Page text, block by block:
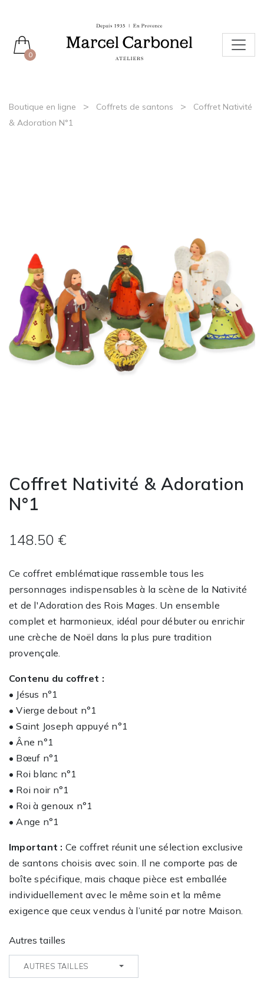
0
Boutique en ligne > Coffrets de santons >
Coffret Nativité
& Adoration N°1
Coffret Nativité & Adoration
N°1
148.50 €
Ce coffret emblématique rassemble tous les
personnages indispensables à la scène de la Nativité
et de l'Adoration des Rois Mages. Un ensemble
complet et harmonieux, idéal pour débuter ou enrichir
une crèche de Noël dans la plus pure tradition
provençale.
Contenu du coffret :
• Jésus n°1
• Vierge debout n°1
• Saint Joseph appuyé n°1
• Âne n°1
• Bœuf n°1
• Roi blanc n°1
• Roi noir n°1
• Roi à genoux n°1
• Ange n°1
Important : Ce coffret réunit une sélection exclusive
de santons choisis avec soin. Il ne comporte pas de
boîte spécifique, mais chaque pièce est emballée
individuellement avec le même soin et la même
exigence que ceux vendus à l’unité par notre Maison.
Autres tailles
AUTRES TAILLES